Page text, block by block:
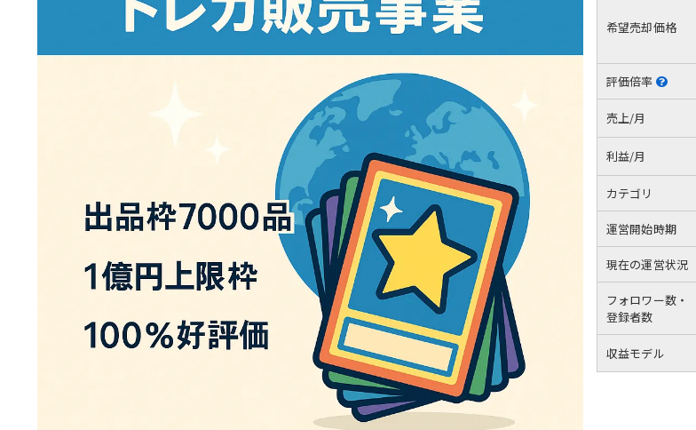
希望売却価格
評価倍率
売上/月
利益/月
カテゴリ
運営開始時期
現在の運営状況
フォロワー数・
登録者数
収益モデル